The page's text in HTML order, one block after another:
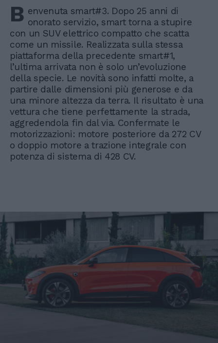
B envenuta smart#3. Dopo 25 anni di
onorato servizio, smart torna a stupire
con un SUV elettrico compatto che scatta
come un missile. Realizzata sulla stessa
piattaforma della precedente smart#1,
l’ultima arrivata non è solo un’evoluzione
della specie. Le novità sono infatti molte, a
partire dalle dimensioni più generose e da
una minore altezza da terra. Il risultato è una
vettura che tiene perfettamente la strada,
aggredendola fin dal via. Confermate le
motorizzazioni: motore posteriore da 272 CV
o doppio motore a trazione integrale con
potenza di sistema di 428 CV.